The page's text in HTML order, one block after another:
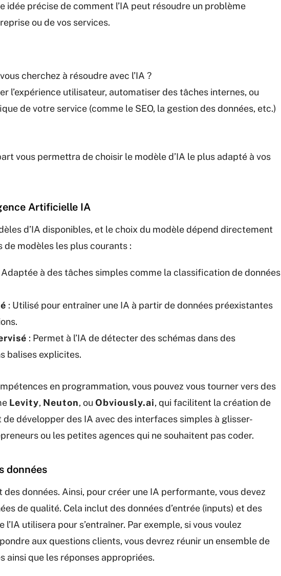
idée précise de comment l’IA peut résoudre un problème
ou de vos services.
cherchez à résoudre avec l’IA ?
l’expérience utilisateur, automatiser des tâches internes, ou
de votre service (comme le SEO, la gestion des données, etc.)
vous permettra de choisir le modèle d’IA le plus adapté à vos
Artificielle IA
d’IA disponibles, et le choix du modèle dépend directement
modèles les plus courants :
Adaptée à des tâches simples comme la classification de données
: Utilisé pour entraîner une IA à partir de données préexistantes
: Permet à l’IA de détecter des schémas dans des
balises explicites.
en programmation, vous pouvez vous tourner vers des
Levity, Neuton, ou Obviously.ai, qui facilitent la création de
de développer des IA avec des interfaces simples à glisser-
ou les petites agences qui ne souhaitent pas coder.
données
données. Ainsi, pour créer une IA performante, vous devez
de qualité. Cela inclut des données d’entrée (inputs) et des
utilisera pour s’entraîner. Par exemple, si vous voulez
aux questions clients, vous devrez réunir un ensemble de
ainsi que les réponses appropriées.